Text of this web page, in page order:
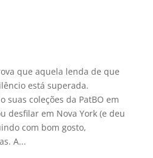
que aquela lenda de que
está superada.
suas coleções da PatBO em
desfilar em Nova York (e deu
com bom gosto,
A...